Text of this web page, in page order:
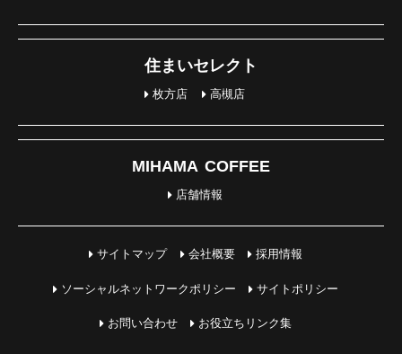
住まいセレクト
枚方店 高槻店
MIHAMA COFFEE
店舗情報
サイトマップ 会社概要 採用情報
ソーシャルネットワークポリシー サイトポリシー
お問い合わせ お役立ちリンク集